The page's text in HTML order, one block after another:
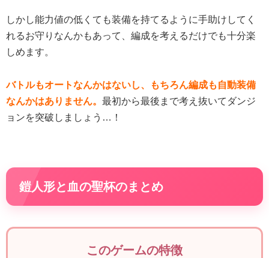
しかし能力値の低くても装備を持てるように手助けしてく
れるお守りなんかもあって、編成を考えるだけでも十分楽
しめます。
バトルもオートなんかはないし、もちろん編成も自動装備
なんかはありません。 最初から最後まで考え抜いてダンジ
ョンを突破しましょう…！
鎧人形と血の聖杯のまとめ
このゲームの特徴